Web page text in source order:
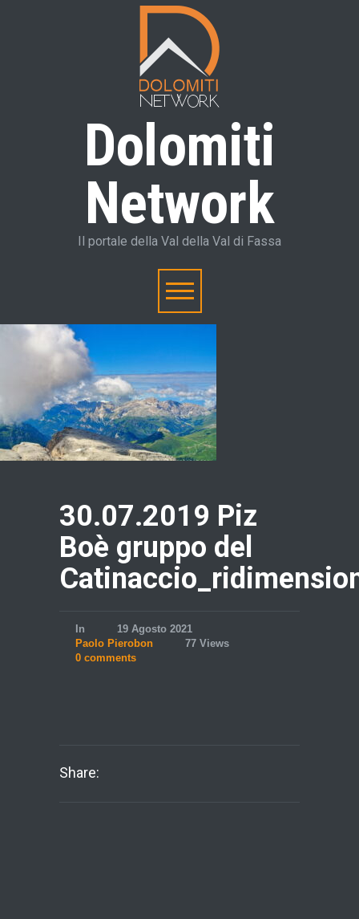
Dolomiti
Network
Il portale della Val della Val di Fassa
30.07.2019 Piz
Boè gruppo del
In
19 Agosto 2021
Paolo Pierobon
77 Views
0 comments
Share: